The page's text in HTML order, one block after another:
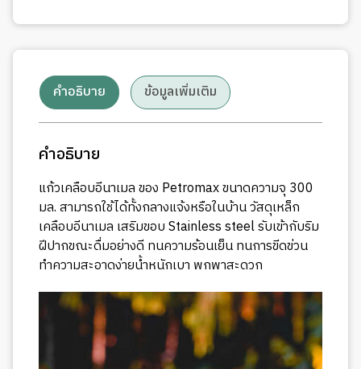
คำอธิบาย ข้อมูลเพิ่มเติม
คำอธิบาย
แก้วเคลือบอีนาเมล ของ Petromax ขนาดความจุ 300
มล. สามารถใช้ได้ทั้งกลางแจ้งหรือในบ้าน วัสดุเหล็ก
เคลือบอีนาเมล เสริมขอบ Stainless steel รับเข้ากับริม
ฝีปากขณะดื่มอย่างดี ทนความร้อนเย็น ทนการขีดข่วน
ทำความสะอาดง่ายน้ำหนักเบา พกพาสะดวก